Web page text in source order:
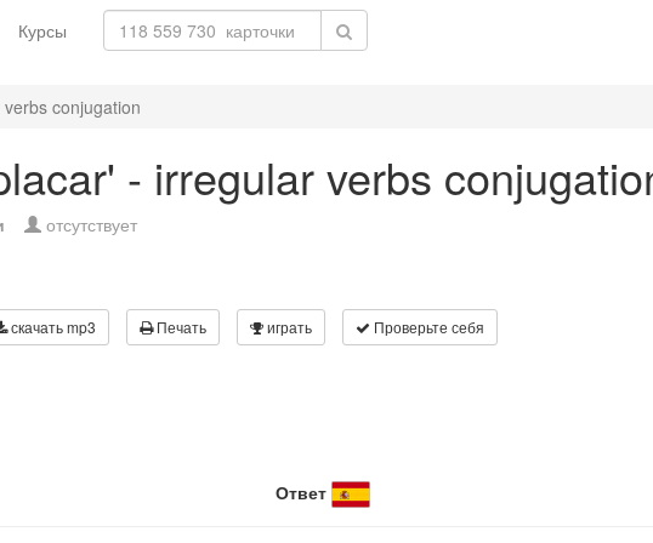
Курсы
conjugation
- irregular verbs
отсутствует
скачать mp3 Печать играть Проверьте себя
Ответ